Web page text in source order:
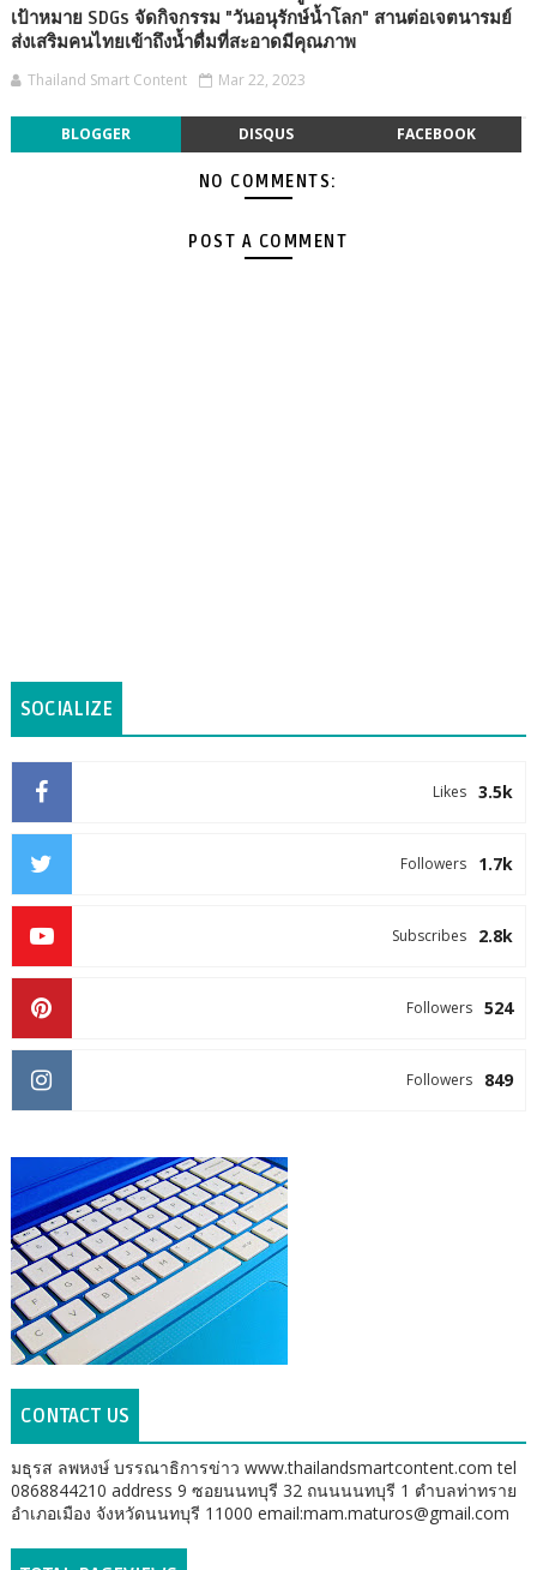
เป้าหมาย SDGs จัดกิจกรรม "วันอนุรักษ์น้ำโลก" สานต่อเจตนารมย์
ส่งเสริมคนไทยเข้าถึงน้ำดื่มที่สะอาดมีคุณภาพ
Thailand Smart Content Mar 22, 2023
BLOGGER DISQUS FACEBOOK
NO COMMENTS:
POST A COMMENT
SOCIALIZE
3.5k
Likes
1.7k
Followers
2.8k
Subscribes
524
Followers
849
Followers
CONTACT US
มธุรส ลพหงษ์ บรรณาธิการข่าว www.thailandsmartcontent.com tel
0868844210 address 9 ซอยนนทบุรี 32 ถนนนนทบุรี 1 ตำบลท่าทราย
อำเภอเมือง จังหวัดนนทบุรี 11000 email:mam.maturos@gmail.com